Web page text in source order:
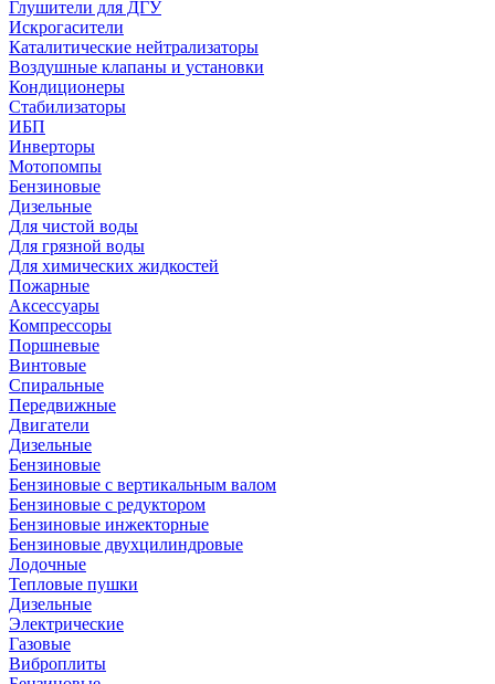
Глушители для ДГУ
Искрогасители
Каталитические нейтрализаторы
Воздушные клапаны и установки
Кондиционеры
Стабилизаторы
ИБП
Инверторы
Мотопомпы
Бензиновые
Дизельные
Для чистой воды
Для грязной воды
Для химических жидкостей
Пожарные
Аксессуары
Компрессоры
Поршневые
Винтовые
Спиральные
Передвижные
Двигатели
Дизельные
Бензиновые
Бензиновые с вертикальным валом
Бензиновые с редуктором
Бензиновые инжекторные
Бензиновые двухцилиндровые
Лодочные
Тепловые пушки
Дизельные
Электрические
Газовые
Виброплиты